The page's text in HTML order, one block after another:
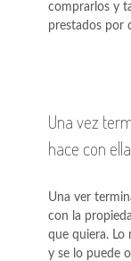
comprarlos y
prestados por
Una vez
hace con
Una ver
con la
que quiera. Lo
y se lo puede